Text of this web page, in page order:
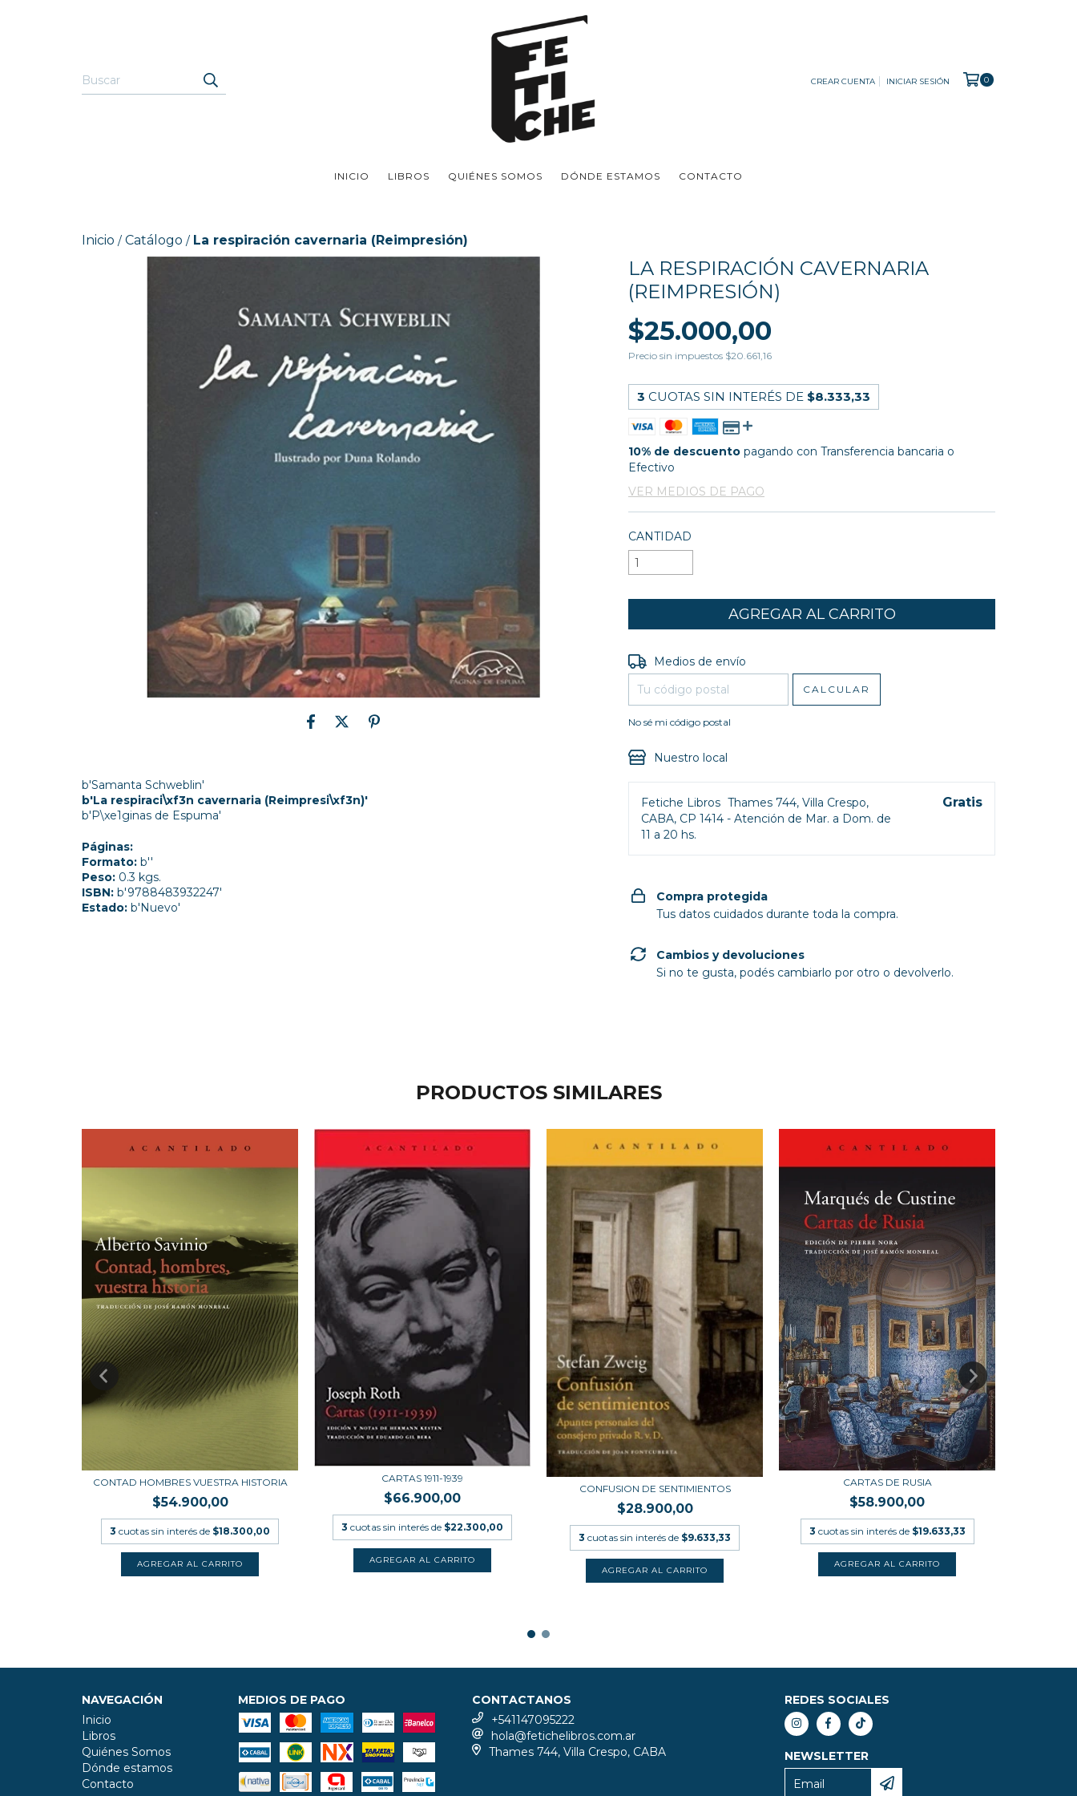
CREAR CUENTA INICIAR SESIÓN 0
INICIO LIBROS QUIÉNES SOMOS DÓNDE ESTAMOS CONTACTO
Inicio / Catálogo / La respiración cavernaria (Reimpresión)
b'Samanta Schweblin'
b'La respiraci\xf3n cavernaria (Reimpresi\xf3n)'
b'P\xe1ginas de Espuma'
Páginas:
Formato: b''
Peso: 0.3 kgs.
ISBN: b'9788483932247'
Estado: b'Nuevo'
LA RESPIRACIÓN CAVERNARIA
(REIMPRESIÓN)
$25.000,00
Precio sin impuestos $20.661,16
3 CUOTAS SIN INTERÉS DE $8.333,33
10% de descuento pagando con Transferencia bancaria o
Efectivo
VER MEDIOS DE PAGO
CANTIDAD
Entregas para el CP:
Medios de envío
CALCULAR
No sé mi código postal
Nuestro local
Fetiche Libros Thames 744, Villa Crespo,
CABA, CP 1414 - Atención de Mar. a Dom. de
11 a 20 hs.
Gratis
Compra protegida
Tus datos cuidados durante toda la compra.
Cambios y devoluciones
Si no te gusta, podés cambiarlo por otro o devolverlo.
PRODUCTOS SIMILARES
CONTAD HOMBRES VUESTRA HISTORIA
$54.900,00
3 cuotas sin interés de $18.300,00
CARTAS 1911-1939
$66.900,00
3 cuotas sin interés de $22.300,00
CONFUSION DE SENTIMIENTOS
$28.900,00
3 cuotas sin interés de $9.633,33
CARTAS DE RUSIA
$58.900,00
3 cuotas sin interés de $19.633,33
NAVEGACIÓN
Inicio
Libros
Quiénes Somos
Dónde estamos
Contacto
MEDIOS DE PAGO
CONTACTANOS
+541147095222
hola@fetichelibros.com.ar
Thames 744, Villa Crespo, CABA
REDES SOCIALES
NEWSLETTER